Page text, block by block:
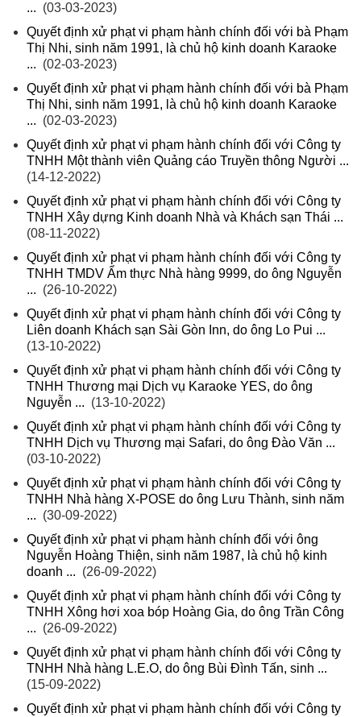
... (03-03-2023)
Quyết định xử phạt vi phạm hành chính đối với bà Phạm
Thị Nhi, sinh năm 1991, là chủ hộ kinh doanh Karaoke
... (02-03-2023)
Quyết định xử phạt vi phạm hành chính đối với bà Phạm
Thị Nhi, sinh năm 1991, là chủ hộ kinh doanh Karaoke
... (02-03-2023)
Quyết định xử phạt vi phạm hành chính đối với Công ty
TNHH Một thành viên Quảng cáo Truyền thông Người ...
(14-12-2022)
Quyết định xử phạt vi phạm hành chính đối với Công ty
TNHH Xây dựng Kinh doanh Nhà và Khách sạn Thái ...
(08-11-2022)
Quyết định xử phạt vi phạm hành chính đối với Công ty
TNHH TMDV Ẩm thực Nhà hàng 9999, do ông Nguyễn
... (26-10-2022)
Quyết định xử phạt vi phạm hành chính đối với Công ty
Liên doanh Khách sạn Sài Gòn Inn, do ông Lo Pui ...
(13-10-2022)
Quyết định xử phạt vi phạm hành chính đối với Công ty
TNHH Thương mại Dịch vụ Karaoke YES, do ông
Nguyễn ... (13-10-2022)
Quyết định xử phạt vi phạm hành chính đối với Công ty
TNHH Dịch vụ Thương mại Safari, do ông Đào Văn ...
(03-10-2022)
Quyết định xử phạt vi phạm hành chính đối với Công ty
TNHH Nhà hàng X-POSE do ông Lưu Thành, sinh năm
... (30-09-2022)
Quyết định xử phạt vi phạm hành chính đối với ông
Nguyễn Hoàng Thiện, sinh năm 1987, là chủ hộ kinh
doanh ... (26-09-2022)
Quyết định xử phạt vi phạm hành chính đối với Công ty
TNHH Xông hơi xoa bóp Hoàng Gia, do ông Trần Công
... (26-09-2022)
Quyết định xử phạt vi phạm hành chính đối với Công ty
TNHH Nhà hàng L.E.O, do ông Bùi Đình Tấn, sinh ...
(15-09-2022)
Quyết định xử phạt vi phạm hành chính đối với Công ty